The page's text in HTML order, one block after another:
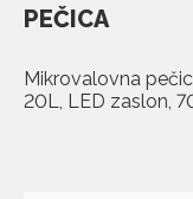
PEČICA
Mikrovalovna
20L, LED zaslon,